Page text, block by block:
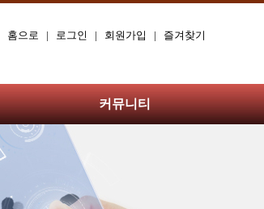
홈으로 | 로그인 | 회원가입 | 즐겨찾기
커뮤니티